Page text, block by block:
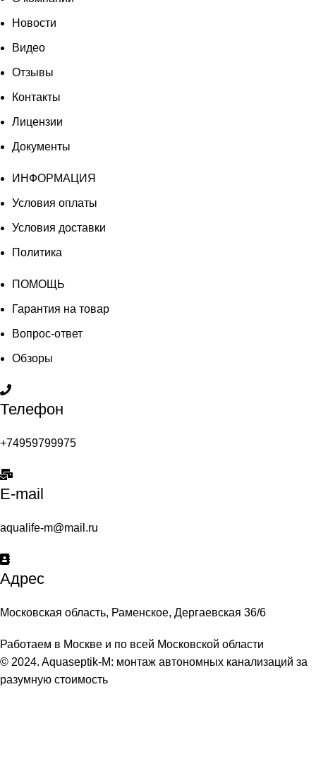
Новости
Видео
Отзывы
Контакты
Лицензии
Документы
ИНФОРМАЦИЯ
Условия оплаты
Условия доставки
Политика
ПОМОЩЬ
Гарантия на товар
Вопрос-ответ
Обзоры
Телефон
+74959799975
E-mail
aqualife-m@mail.ru
Адрес
Московская область, Раменское, Дергаевская 36/6
Работаем в Москве и по всей Московской области
© 2024. Aquaseptik-M: монтаж автономных канализаций за
разумную стоимость